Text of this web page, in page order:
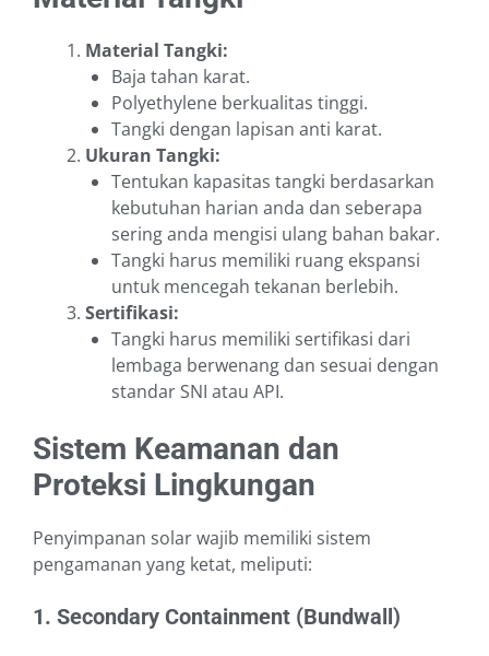
Material Tangki:
Baja tahan karat.
Polyethylene berkualitas tinggi.
Tangki dengan lapisan anti karat.
Ukuran Tangki:
Tentukan kapasitas tangki berdasarkan
kebutuhan harian anda dan seberapa
sering anda mengisi ulang bahan bakar.
Tangki harus memiliki ruang ekspansi
untuk mencegah tekanan berlebih.
Sertifikasi:
Tangki harus memiliki sertifikasi dari
lembaga berwenang dan sesuai dengan
standar SNI atau API.
Sistem Keamanan dan
Proteksi Lingkungan
Penyimpanan solar wajib memiliki sistem
pengamanan yang ketat, meliputi:
1. Secondary Containment (Bundwall)